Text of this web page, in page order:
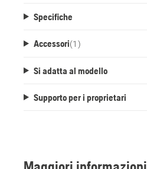
Specifiche
Accessori(1 )
Si adatta al modello
Supporto per i proprietari